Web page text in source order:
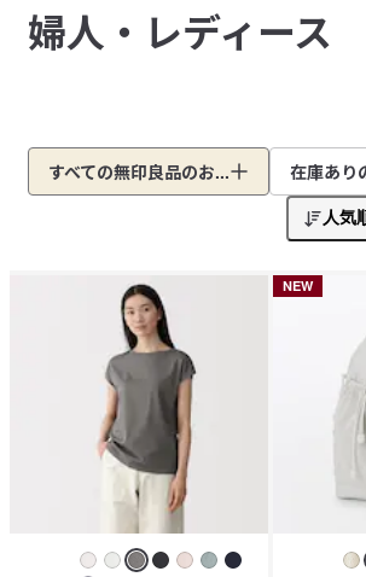
婦人・レディース
すべての無印良品のお... 在庫あり
人気
NEW